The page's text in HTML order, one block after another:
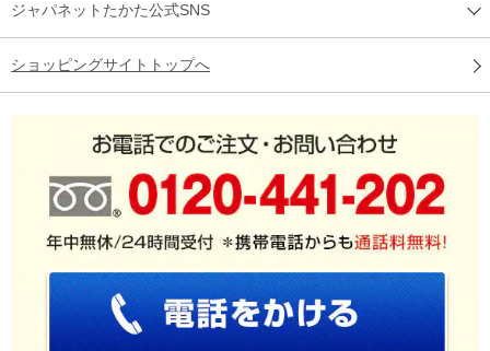
ジャパネットたかた公式SNS
ショッピングサイトトップへ